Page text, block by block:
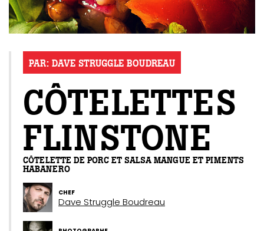
PAR: DAVE STRUGGLE BOUDREAU
CÔTELETTES
FLINSTONE
CÔTELETTE DE PORC ET SALSA MANGUE ET PIMENTS
HABANERO
CHEF
Dave Struggle Boudreau